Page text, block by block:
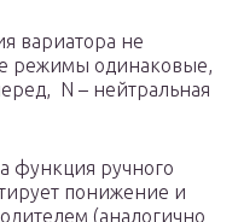
вариатора не
режимы одинаковые,
N – нейтральная
функция ручного
понижение и
(аналогично